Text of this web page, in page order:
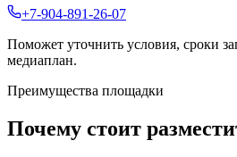
+7-904-891-26-07
Поможет уточнить условия, сроки
медиаплан.
Преимущества площадки
Почему стоит